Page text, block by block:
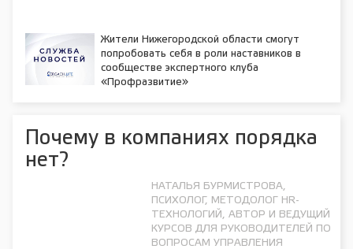
Жители Нижегородской области смогут
попробовать себя в роли наставников в
сообществе экспертного клуба
«Профразвитие»
Почему в компаниях порядка
нет?
НАТАЛЬЯ БУРМИСТРОВА,
ПСИХОЛОГ, МЕТОДОЛОГ HR-
ТЕХНОЛОГИЙ, АВТОР И ВЕДУЩИЙ
КУРСОВ ДЛЯ РУКОВОДИТЕЛЕЙ ПО
ВОПРОСАМ УПРАВЛЕНИЯ